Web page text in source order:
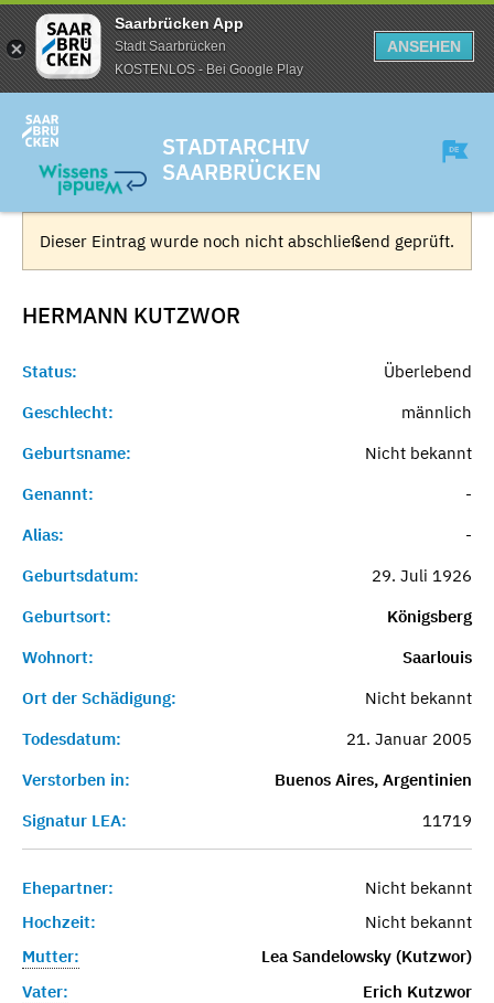
Saarbrücken App
Stadt Saarbrücken
KOSTENLOS - Bei Google Play
ANSEHEN
STADTARCHIV
SAARBRÜCKEN
Dieser Eintrag wurde noch nicht abschließend geprüft.
HERMANN KUTZWOR
Status:
Überlebend
Geschlecht:
männlich
Geburtsname:
Nicht bekannt
Genannt:
-
Alias:
-
Geburtsdatum:
29. Juli 1926
Geburtsort:
Königsberg
Wohnort:
Saarlouis
Ort der Schädigung:
Nicht bekannt
Todesdatum:
21. Januar 2005
Verstorben in:
Buenos Aires, Argentinien
Signatur LEA:
11719
Ehepartner:
Nicht bekannt
Hochzeit:
Nicht bekannt
Mutter:
Lea Sandelowsky (Kutzwor)
Vater:
Erich Kutzwor